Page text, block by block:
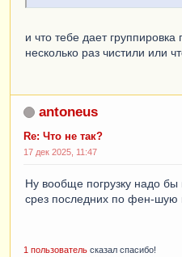
и что тебе дает
несколько раз чистили или
antoneus
Re: Что не так?
17 дек 2025, 11:47
Ну вообще погрузку надо
срез последних по фен-шую
1 пользователь сказал спасибо!